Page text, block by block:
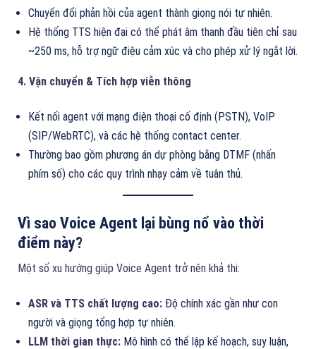
Chuyển đổi phản hồi của agent thành giọng nói tự nhiên.
Hệ thống TTS hiện đại có thể phát âm thanh đầu tiên chỉ sau
~250 ms, hỗ trợ ngữ điệu cảm xúc và cho phép xử lý ngắt lời.
4. Vận chuyển & Tích hợp viễn thông
Kết nối agent với mạng điện thoại cố định (PSTN), VoIP
(SIP/WebRTC), và các hệ thống contact center.
Thường bao gồm phương án dự phòng bằng DTMF (nhấn
phím số) cho các quy trình nhạy cảm về tuân thủ.
Vì sao Voice Agent lại bùng nổ vào thời
điểm này?
Một số xu hướng giúp Voice Agent trở nên khả thi:
ASR và TTS chất lượng cao: Độ chính xác gần như con
người và giọng tổng hợp tự nhiên.
LLM thời gian thực: Mô hình có thể lập kế hoạch, suy luận,